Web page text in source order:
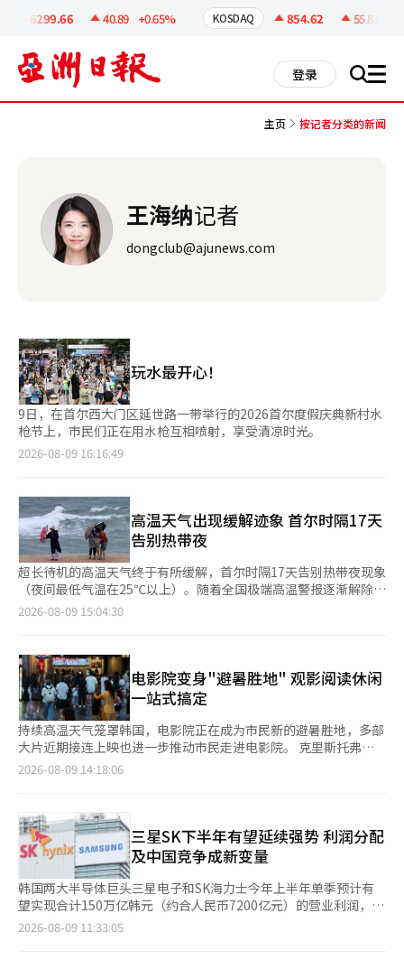
6299.66 40.89 +0.65% KOSDAQ 854.62 55.81
登录 搜 all
主页 按记者分类的新闻
王海纳记者
dongclub@ajunews.com
玩水最开心！
9日，在首尔西大门区延世路一带举行的2026首尔度假庆典新村水
枪节上，市民们正在用水枪互相喷射，享受清凉时光。
2026-08-09 16:16:49
高温天气出现缓解迹象 首尔时隔17天
告别热带夜
超长待机的高温天气终于有所缓解，首尔时隔17天告别热带夜现象
（夜间最低气温在25℃以上）。随着全国极端高温警报逐渐解除，
持续肆虐的罕见高温出现缓和迹象。不过，全国多地仍处于高温天
带夜暂时告一段落。气象专家分析称，覆盖韩半岛半岛的“双重高
压”中心向西北方向移动，导致部分地区出现云层和降雨，进而使
气温有所下降。 酷暑难耐的天气出现缓和形势，包括首尔在内的
首都圈以及各地此前发布的极端高温警报已于7日全部解除。 与此
同时，在今年第13号台风“白海豚”的影响下，东海岸地区预计将
迎来降雨。截至10日，江原道及庆尚北道东海岸和山区预计降雨量
为20至60毫米，庆尚南道内陆地区预计为5至40毫米。部分地区即
使没有降雨，也将因云层增多、白天日照减少而出现气温下降。
地区仍处于高温特别预警状态。虽然此前一度接近40℃的极端高温
有所缓解，但部分地区白天气温仍可能维持在35℃左右。 气象厅
表示，虽然下周的高温模式与上周相比将有所变化，但全国范围内
的炎热天气和热带夜现象预计仍将持续。提醒居民仍需注意高温天
气带来的健康风险，尤其是在白天高温时段减少户外活动，并及时
补充水分。
2026-08-09 15:04:30
电影院变身"避暑胜地" 观影阅读休闲
一站式搞定
持续高温天气笼罩韩国，电影院正在成为市民新的避暑胜地，多部
大片近期接连上映也进一步推动市民走进电影院。 克里斯托弗·
诺兰自编自导的电影《奥德赛》、漫威新作《蜘蛛侠：崭新之
阅读、讲座、休闲等多元化的活动打造独特的观影体验。CGV影院
本月14日至15日在龙山I’Park Mall、狎鸥亭等门店举办深夜特别
放映活动“All Movie Night With Temper”，活动从晚上11时持
续至次日凌晨4时50分，期间将连续放映《奥德赛》和《蜘蛛侠：
崭新之日》两部影片。 与普通影院不同，这几家影院配备床垫和
电动床，观众可以躺在舒适的座椅或床上通宵观看电影。同时，影
院还提供旅行颈枕和睡眠眼罩，让观众在凉爽的影院环境中享
受“电影度假”。 乐天影院也推出了类似活动，顾客可在活动期
2026-08-09 14:18:06
三星SK下半年有望延续强势 利润分配
及中国竞争成新变量
韩国两大半导体巨头三星电子和SK海力士今年上半年单季预计有
望实现合计150万亿韩元（约合人民币7200亿元）的营业利润，全
球存储器半导体市场前景被持续看好，两家公司有望在下半年进一
2026-08-09 11:33:05